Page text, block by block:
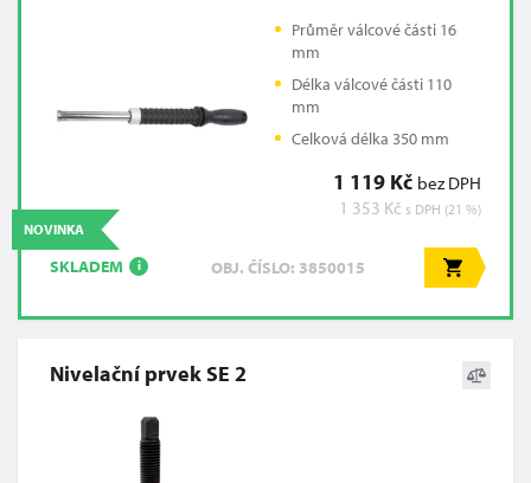
Průměr válcové části 16
mm
Délka válcové části 110
mm
Celková délka 350 mm
1 119 Kč bez DPH
1 353 Kč s DPH (21 %)
NOVINKA
SKLADEM i OBJ. ČÍSLO: 3850015
Nivelační prvek SE 2